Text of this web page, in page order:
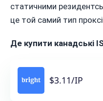
статичними
це той самий тип
Де купити канадські
$3.11/IP